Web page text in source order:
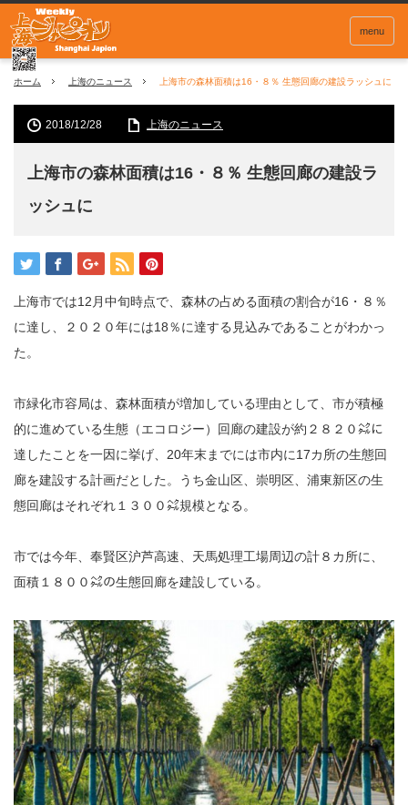
menu
ホーム 上海のニュース 上海市の森林面積は16・８％ 生態回廊の建設ラッシュに
2018/12/28 上海のニュース
上海市の森林面積は16・８％ 生態回廊の建設ラ
ッシュに
上海市では12月中旬時点で、森林の占める面積の割合が16・８％
に達し、２０２０年には18％に達する見込みであることがわかっ
た。
市緑化市容局は、森林面積が増加している理由として、市が積極
的に進めている生態（エコロジー）回廊の建設が約２８２０㌶に
達したことを一因に挙げ、20年末までには市内に17カ所の生態回
廊を建設する計画だとした。うち金山区、崇明区、浦東新区の生
態回廊はそれぞれ１３００㌶規模となる。
市では今年、奉賢区沪芦高速、天馬処理工場周辺の計８カ所に、
面積１８００㌶の生態回廊を建設している。